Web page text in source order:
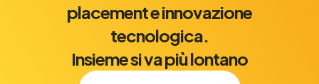
placement e innovazione
tecnologica.
Insieme si va più lontano